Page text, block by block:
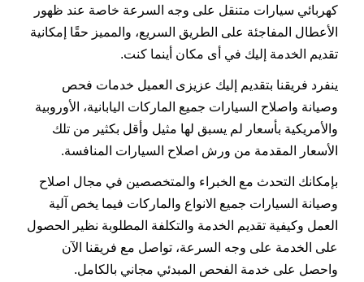
كهربائي سيارات متنقل على وجه السرعة خاصة عند ظهور
الأعطال المفاجئة على الطريق السريع، والمميز حقًا إمكانية
تقديم الخدمة إليك في أى مكان أينما كنت.
ينفرد فريقنا بتقديم إليك عزيزى العميل خدمات فحص
وصيانة واصلاح السيارات جميع الماركات اليابانية، الأوروبية
والأمريكية بأسعار لم يسبق لها مثيل وأقل بكثير من تلك
الأسعار المقدمة من ورش اصلاح السيارات المنافسة.
بإمكانك التحدث مع الخبراء والمتخصصين في مجال اصلاح
وصيانة السيارات جميع الانواع والماركات فيما يخص آلية
العمل وكيفية تقديم الخدمة والتكلفة المطلوبة نظير الحصول
على الخدمة على وجه السرعة، تواصل مع فريقنا الآن
واحصل على خدمة الفحص المبدئي مجاني بالكامل.